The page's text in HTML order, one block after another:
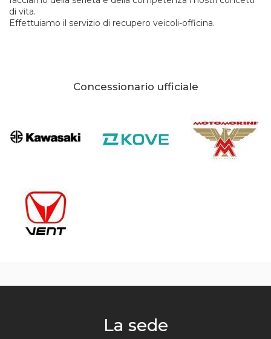
di vita.
Effettuiamo il servizio di recupero veicoli-officina.
Concessionario ufficiale
La sede